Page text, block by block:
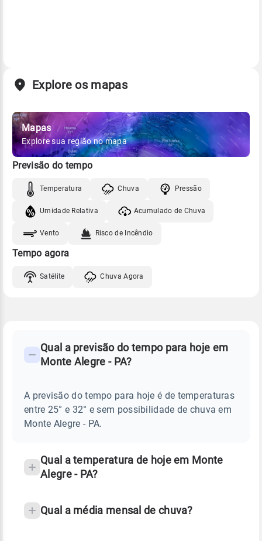
Explore os mapas
Mapas
Explore sua região no mapa
Previsão do tempo
Temperatura Chuva Pressão
Umidade Relativa Acumulado de Chuva
Vento Risco de Incêndio
Tempo agora
Satélite Chuva Agora
TEMPO
ALEGRE
Perguntas
sobre
chuva
Qual a previsão do tempo para hoje em
Monte Alegre - PA?
A previsão do tempo para hoje é de temperaturas
entre 25° e 32° e sem possibilidade de chuva em
Monte Alegre - PA.
Qual a temperatura de hoje em Monte
Alegre - PA?
Qual a média mensal de chuva?